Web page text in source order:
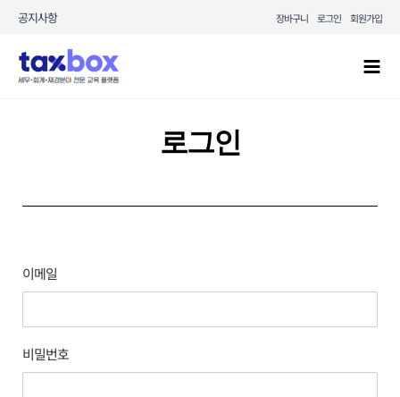
콘텐츠로
공지사항 장바구니 로그인 회원가입
로그인
이메일
비밀번호